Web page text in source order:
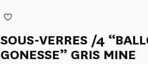
SOUS-VERRES /4
GONESSE” GRIS MINE